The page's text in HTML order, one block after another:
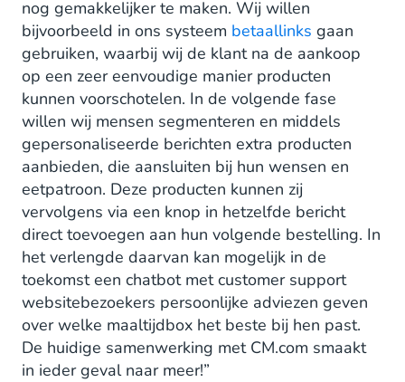
nog gemakkelijker te maken. Wij willen
bijvoorbeeld in ons systeem betaallinks gaan
gebruiken, waarbij wij de klant na de aankoop
op een zeer eenvoudige manier producten
kunnen voorschotelen. In de volgende fase
willen wij mensen segmenteren en middels
gepersonaliseerde berichten extra producten
aanbieden, die aansluiten bij hun wensen en
eetpatroon. Deze producten kunnen zij
vervolgens via een knop in hetzelfde bericht
direct toevoegen aan hun volgende bestelling. In
het verlengde daarvan kan mogelijk in de
toekomst een chatbot met customer support
websitebezoekers persoonlijke adviezen geven
over welke maaltijdbox het beste bij hen past.
De huidige samenwerking met CM.com smaakt
in ieder geval naar meer!”